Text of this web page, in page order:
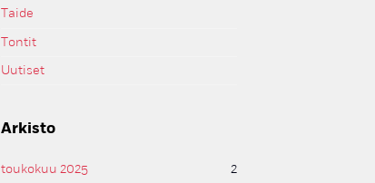
Taide
Tontit
Uutiset
Arkisto
toukokuu 2025
2